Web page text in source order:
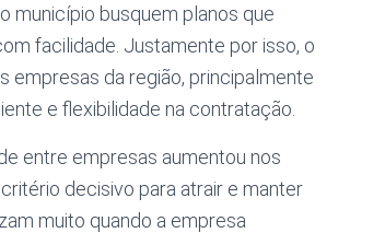
município busquem planos que
facilidade. Justamente por isso, o
empresas da região, principalmente
e flexibilidade na contratação.
entre empresas aumentou nos
decisivo para atrair e manter
muito quando a empresa